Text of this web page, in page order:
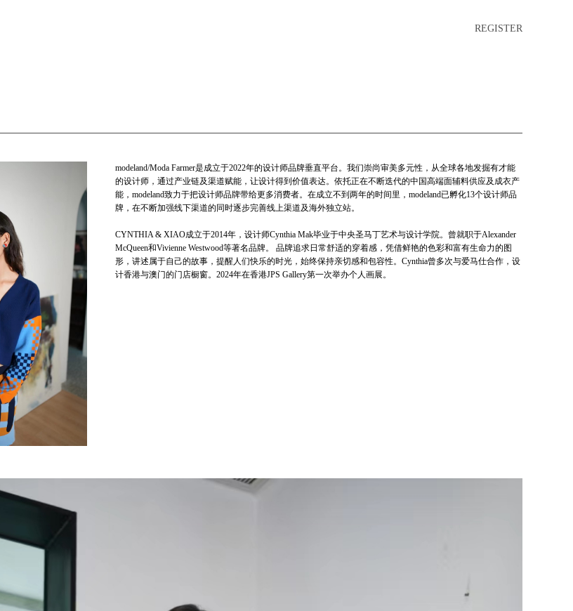
REGISTER
modeland/Moda Farmer是成立于2022年的设计师品牌垂直平台。我们崇尚审美多元性，从全球各地发掘有才能
的设计师，通过产业链及渠道赋能，让设计得到价值表达。依托正在不断迭代的中国高端面辅料供应及成衣产
能，modeland致力于把设计师品牌带给更多消费者。在成立不到两年的时间里，modeland已孵化13个设计师品
牌，在不断加强线下渠道的同时逐步完善线上渠道及海外独立站。
CYNTHIA & XIAO成立于2014年，设计师Cynthia Mak毕业于中央圣马丁艺术与设计学院。曾就职于Alexander
McQueen和Vivienne Westwood等著名品牌。 品牌追求日常舒适的穿着感，凭借鲜艳的色彩和富有生命力的图
形，讲述属于自己的故事，提醒人们快乐的时光，始终保持亲切感和包容性。Cynthia曾多次与爱马仕合作，设
计香港与澳门的门店橱窗。2024年在香港JPS Gallery第一次举办个人画展。